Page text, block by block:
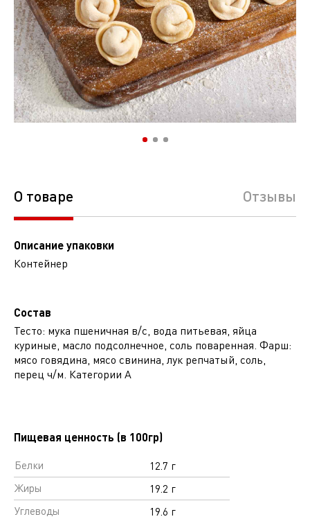
О товаре Отзывы
Описание упаковки
Контейнер
Состав
Тесто: мука пшеничная в/с, вода питьевая, яйца
куриные, масло подсолнечное, соль поваренная. Фарш:
мясо говядина, мясо свинина, лук репчатый, соль,
перец ч/м. Категории А
Пищевая ценность (в 100гр)
Белки
12.7 г
Жиры
19.2 г
Углеводы
19.6 г